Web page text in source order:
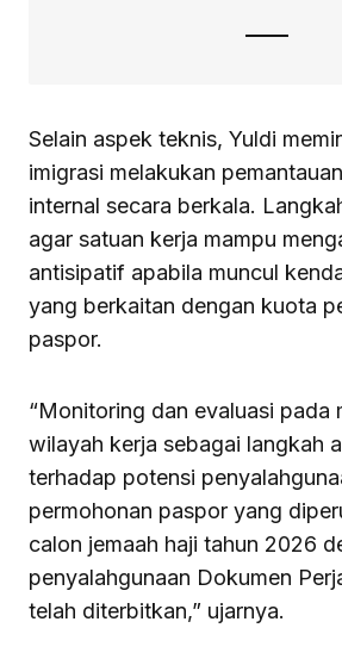
Selain aspek teknis, Yuldi
imigrasi melakukan
internal secara berkala.
agar satuan kerja mampu
antisipatif apabila muncul
yang berkaitan dengan kuota
paspor.
“Monitoring dan evaluasi pada
wilayah kerja sebagai langkah
terhadap potensi
permohonan paspor yang
calon jemaah haji tahun 2026
penyalahgunaan Dokumen
telah diterbitkan,” ujarnya.